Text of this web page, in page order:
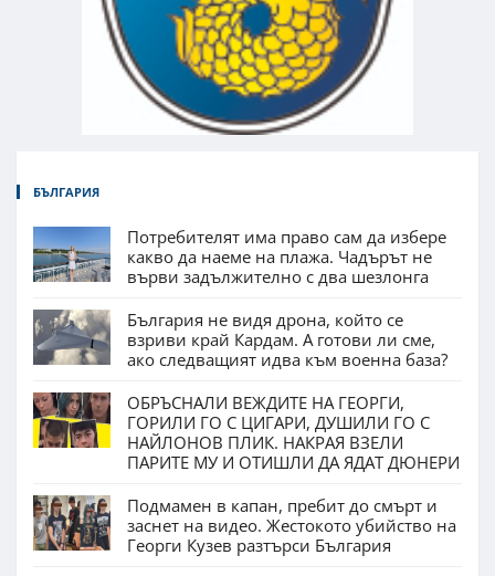
БЪЛГАРИЯ
Потребителят има право сам да избере
какво да наеме на плажа. Чадърът не
върви задължително с два шезлонга
България не видя дрона, който се
взриви край Кардам. А готови ли сме,
ако следващият идва към военна база?
ОБРЪСНАЛИ ВЕЖДИТЕ НА ГЕОРГИ,
ГОРИЛИ ГО С ЦИГАРИ, ДУШИЛИ ГО С
НАЙЛОНОВ ПЛИК. НАКРАЯ ВЗЕЛИ
ПАРИТЕ МУ И ОТИШЛИ ДА ЯДАТ ДЮНЕРИ
Подмамен в капан, пребит до смърт и
заснет на видео. Жестокото убийство на
Георги Кузев разтърси България